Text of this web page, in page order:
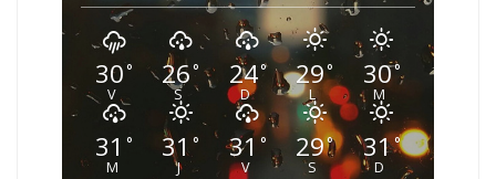
30°
V
26°
S
24°
D
29°
L
30°
M
31 °
M
31°
J
31°
V
29°
S
31°
D